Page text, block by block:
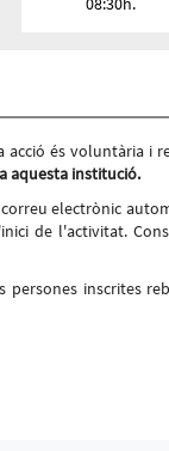
acció és voluntària i
aquesta institució.
electrònic
de l'activitat.
persones inscrites